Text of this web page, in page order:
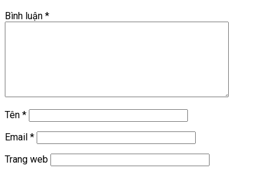
Bình luận *
Tên *
Email *
Trang web